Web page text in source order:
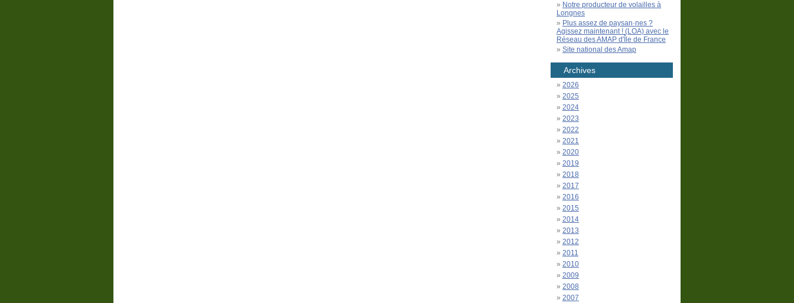
Notre producteur de volailles à
Longnes
Plus assez de paysan·nes ?
Agissez maintenant ! (LOA) avec le
Réseau des AMAP d'Île de France
Site national des Amap
Archives
2026
2025
2024
2023
2022
2021
2020
2019
2018
2017
2016
2015
2014
2013
2012
2011
2010
2009
2008
2007